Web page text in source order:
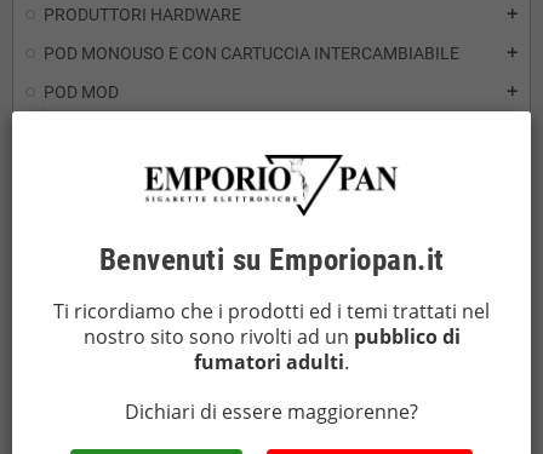
PRODUTTORI HARDWARE add
POD MONOUSO E CON CARTUCCIA INTERCAMBIABILE add
POD MOD add
BEEZ VAPOR by DREAMODS
ELEAF
FUMYTECH
Benvenuti su Emporiopan.it
Ti ricordiamo che i prodotti ed i temi trattati nel
nostro sito sono rivolti ad un pubblico di
fumatori adulti.
Dichiari di essere maggiorenne?